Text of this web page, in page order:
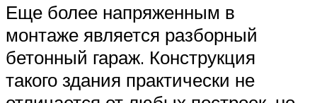
Еще более напряженным в
монтаже является разборный
бетонный гараж. Конструкция
такого здания практически не